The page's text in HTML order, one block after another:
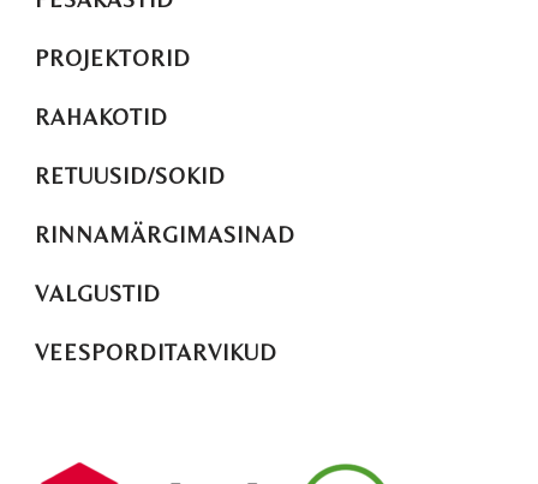
PROJEKTORID
RAHAKOTID
RETUUSID/SOKID
RINNAMÄRGIMASINAD
VALGUSTID
VEESPORDITARVIKUD